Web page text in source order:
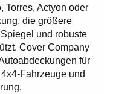
Torres, Actyon oder
die größere
und robuste
Cover Company
für
Fahrzeuge und